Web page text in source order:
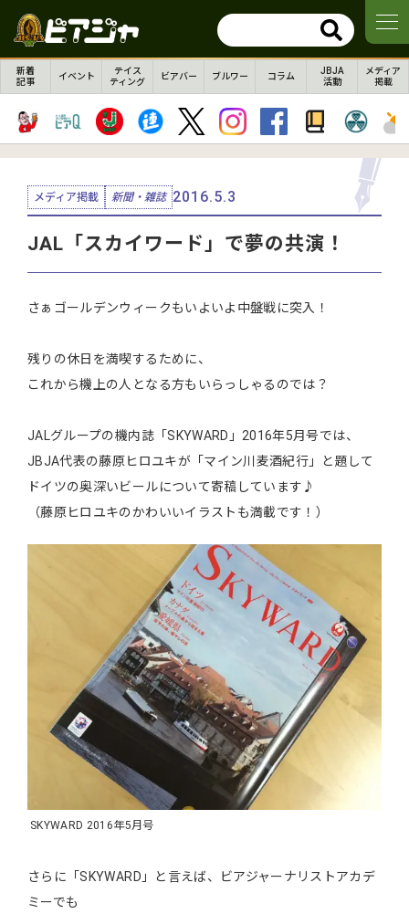
新着
記事
イベント
テイス
ティング
ビアバー ブルワー コラム
JBJA
活動
メディア
掲載
メディア掲載 新聞・雑誌 2016.5.3
JAL「スカイワード」で夢の共演！
さぁゴールデンウィークもいよいよ中盤戦に突入！
残りの休日を満喫するために、
これから機上の人となる方もいらっしゃるのでは？
JALグループの機内誌「SKYWARD」2016年5月号では、
JBJA代表の藤原ヒロユキが「マイン川麦酒紀行」と題して
ドイツの奥深いビールについて寄稿しています♪
（藤原ヒロユキのかわいいイラストも満載です！）
SKYWARD 2016年5月号
さらに「SKYWARD」と言えば、ビアジャーナリストアカデ
ミーでも